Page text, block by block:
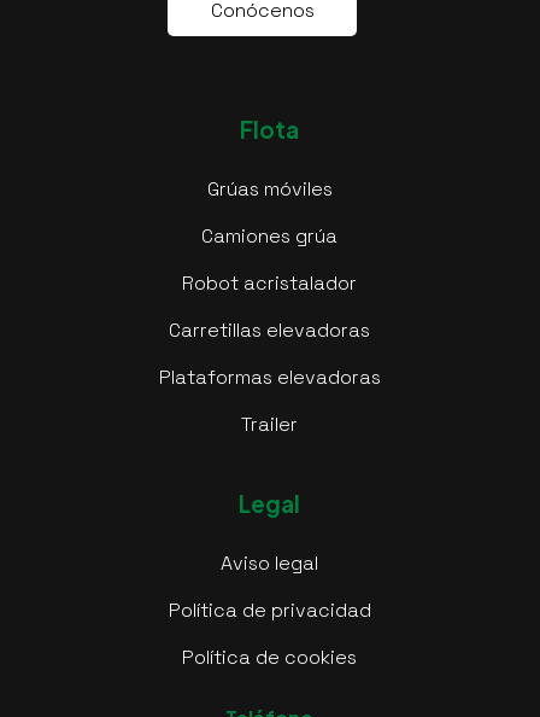
Conócenos
Flota
Grúas móviles
Camiones grúa
Robot acristalador
Carretillas elevadoras
Plataformas elevadoras
Trailer
Legal
Aviso legal
Política de privacidad
Política de cookies